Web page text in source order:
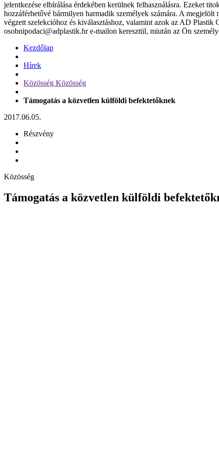
jelentkezése elbírálása érdekében kerülnek felhasználásra. Ezeket
hozzáférhetővé bármilyen harmadik személyek számára. A
végzett szelekcióhoz és kiválasztáshoz, valamint azok az AD Plastik
osobnipodaci@adplastik.hr e-mailon keresztül, miután az Ön
Kezdőlap
Hírek
Közösség Közösség
Támogatás a közvetlen külföldi befektetőknek
2017.06.05.
Részvény
Közösség
Támogatás a közvetlen külföldi